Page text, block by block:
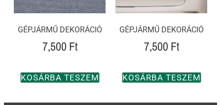
GÉPJÁRMŰ DEKORÁCIÓ
7,500 Ft
KOSÁRBA TESZEM
GÉPJÁRMŰ DEKORÁCIÓ
7,500 Ft
KOSÁRBA TESZEM